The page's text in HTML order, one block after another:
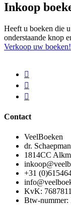
Inkoop
Heeft u boeken die
onderstaande knop
Verkoop uw boeken!
Contact
VeelBoeken
dr.
1814CC
+31
KvK:
Btw-